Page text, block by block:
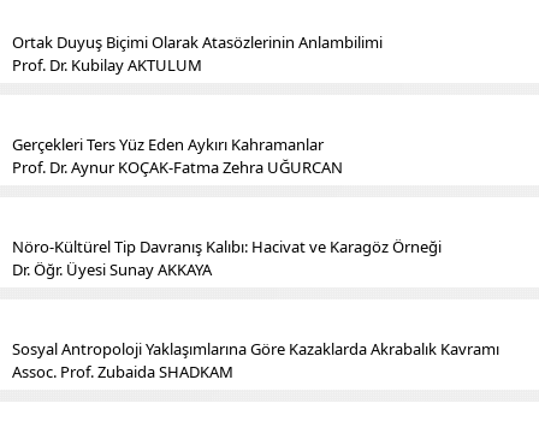
Ortak Duyuş Biçimi Olarak Atasözlerinin Anlambilimi
Prof. Dr. Kubilay AKTULUM
Gerçekleri Ters Yüz Eden Aykırı Kahramanlar
Prof. Dr. Aynur KOÇAK-Fatma Zehra UĞURCAN
Nöro-Kültürel Tip Davranış Kalıbı: Hacivat ve Karagöz Örneği
Dr. Öğr. Üyesi Sunay AKKAYA
Sosyal Antropoloji Yaklaşımlarına Göre Kazaklarda Akrabalık Kavramı
Assoc. Prof. Zubaida SHADKAM